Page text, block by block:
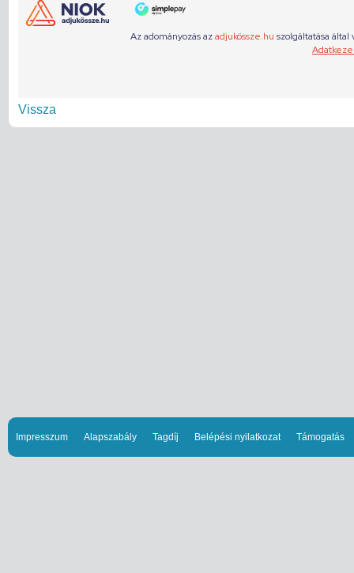
Vissza
Impresszum Alapszabály Tagdíj Belépési nyilatkozat Támogatás